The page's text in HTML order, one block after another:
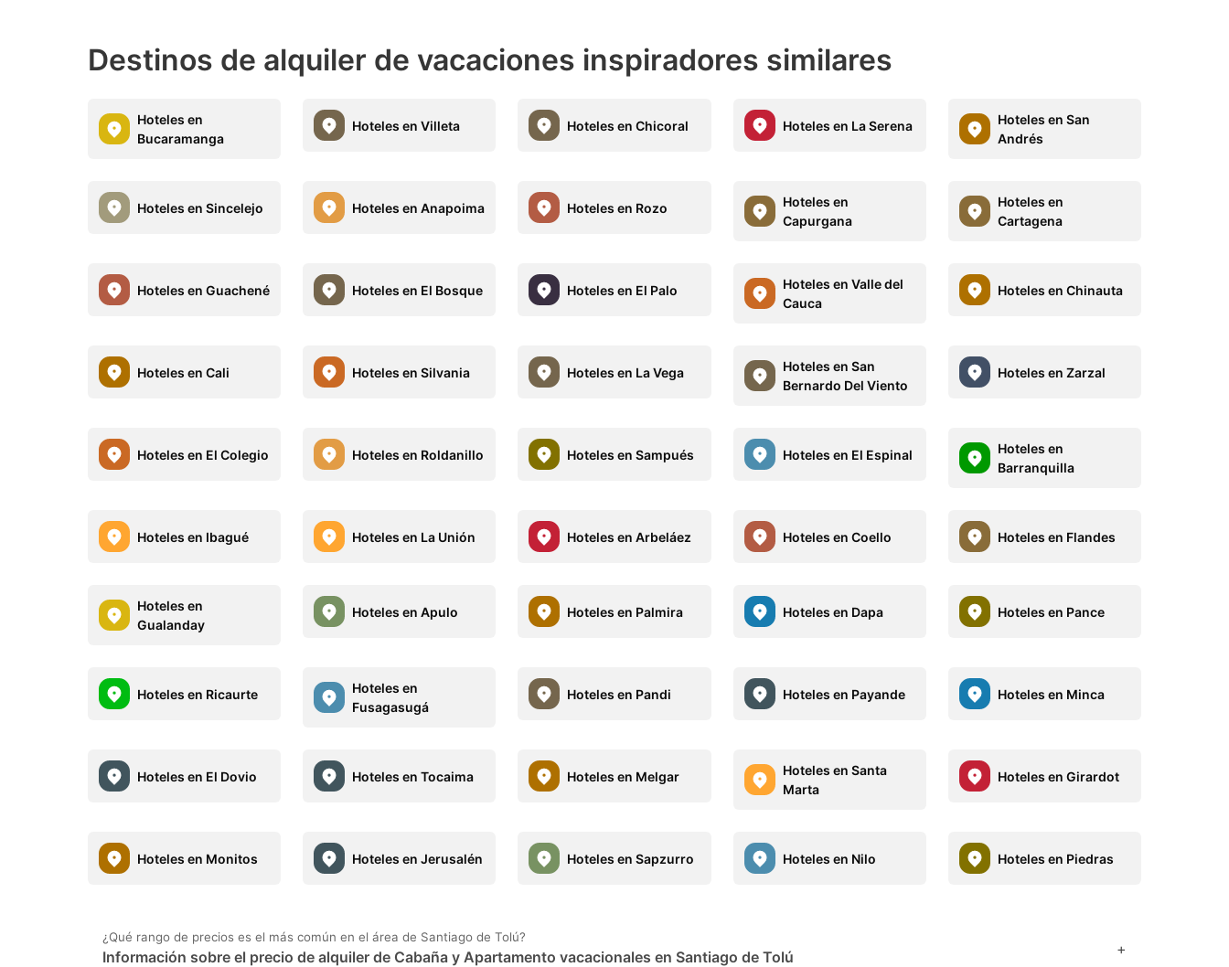
Destinos de alquiler de vacaciones inspiradores similares
Hoteles en
Bucaramanga
Hoteles en Villeta Hoteles en Chicoral Hoteles en La Serena
Hoteles en San
Andrés
Hoteles en Sincelejo Hoteles en Anapoima Hoteles en Rozo
Hoteles en
Capurgana
Hoteles en
Cartagena
Hoteles en Guachené Hoteles en El Bosque Hoteles en El Palo
Hoteles en Valle del
Cauca
Hoteles en Chinauta
Hoteles en Cali Hoteles en Silvania Hoteles en La Vega
Hoteles en San
Bernardo Del Viento
Hoteles en Zarzal
Hoteles en El Colegio Hoteles en Roldanillo Hoteles en Sampués Hoteles en El Espinal
Hoteles en
Barranquilla
Hoteles en Ibagué Hoteles en La Unión Hoteles en Arbeláez Hoteles en Coello Hoteles en Flandes
Hoteles en
Gualanday
Hoteles en Apulo Hoteles en Palmira Hoteles en Dapa Hoteles en Pance
Hoteles en Ricaurte
Hoteles en
Fusagasugá
Hoteles en Pandi Hoteles en Payande Hoteles en Minca
Hoteles en El Dovio Hoteles en Tocaima Hoteles en Melgar
Hoteles en Santa
Marta
Hoteles en Girardot
Hoteles en Monitos Hoteles en Jerusalén Hoteles en Sapzurro Hoteles en Nilo Hoteles en Piedras
¿Qué rango de precios es el más común en el área de Santiago de Tolú?
Información sobre el precio de alquiler de Cabaña y Apartamento vacacionales en Santiago de Tolú +